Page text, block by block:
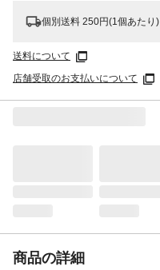
個別送料 250円(1個あたり)
送料について
店舗受取のお支払いについて
商品の詳細